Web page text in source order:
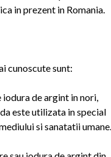
in prezent in Romania.
cunoscute sunt:
de argint in nori,
este utilizata in special
si sanatatii umane.